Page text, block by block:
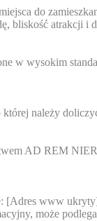
do
bliskość atrakcji i
w wysokim
należy
AD REM
[Adres www ukryty
może